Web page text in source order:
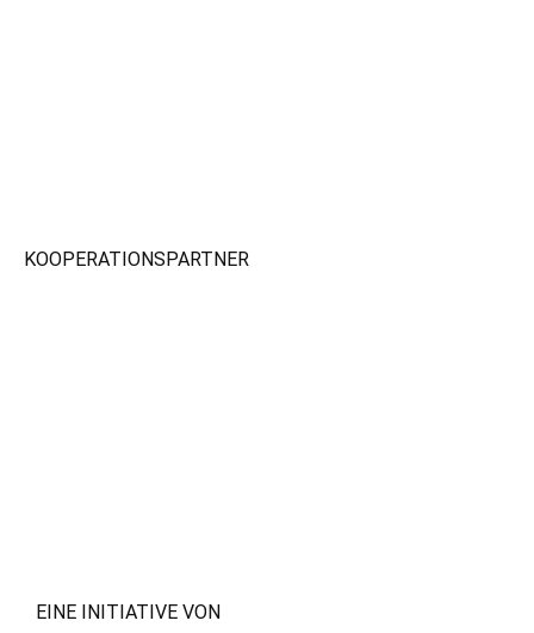
KOOPERATIONSPARTNER
EINE INITIATIVE VON